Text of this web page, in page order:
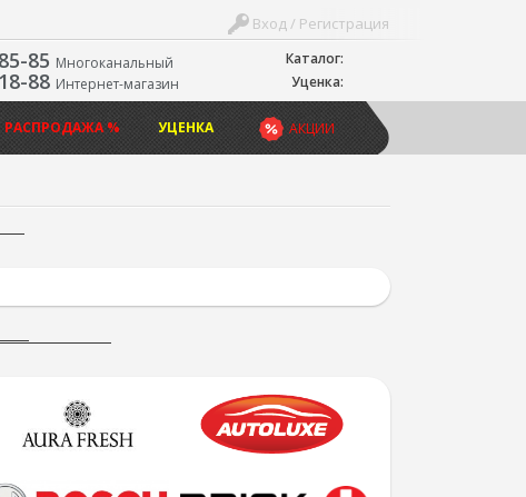
Каталог:
Уценка:
Вход / Регистрация
85 Многоканальный
88 Интернет-магазин
АКЦИИ
РАСПРОДАЖА % УЦЕНКА